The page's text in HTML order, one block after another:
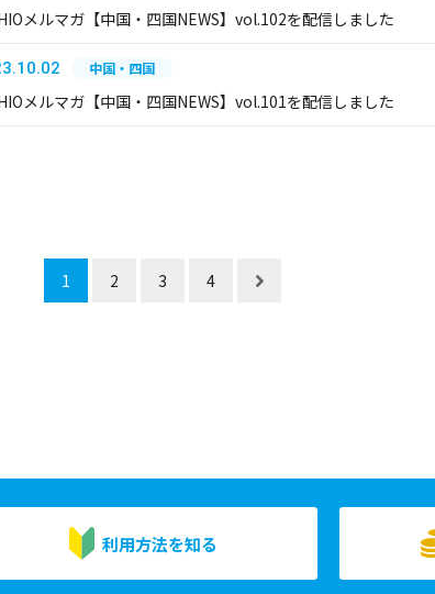
メルマガ【中国・四国NEWS】vol.102を配信しました
中国・四国
メルマガ【中国・四国NEWS】vol.101を配信しました
1 2 3 4
利用方法を知る